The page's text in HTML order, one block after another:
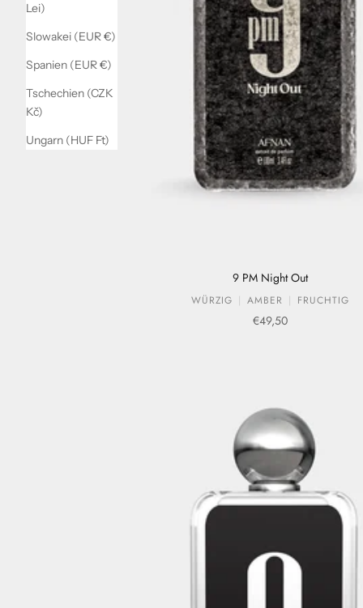
Lei)
Slowakei (EUR €)
Spanien (EUR €)
Tschechien (CZK
Kč)
Ungarn (HUF Ft)
9 PM Night Out
WÜRZIG AMBER FRUCHTIG
Verkaufspreis
€49,50